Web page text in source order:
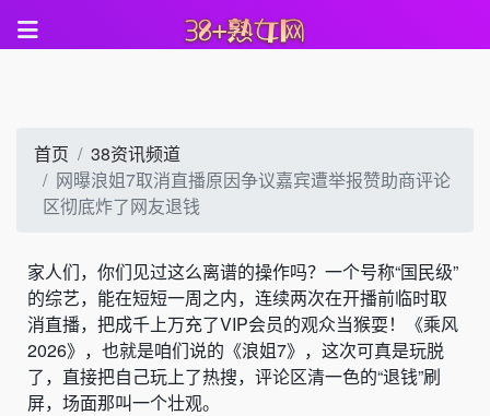
首页
38资讯频道
网曝浪姐7取消直播原因争议嘉宾遭举报赞助商评论
区彻底炸了网友退钱
家人们，你们见过这么离谱的操作吗？一个号称“国民级”
的综艺，能在短短一周之内，连续两次在开播前临时取
消直播，把成千上万充了VIP会员的观众当猴耍！《乘风
2026》，也就是咱们说的《浪姐7》，这次可真是玩脱
了，直接把自己玩上了热搜，评论区清一色的“退钱”刷
屏，场面那叫一个壮观。